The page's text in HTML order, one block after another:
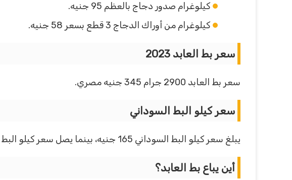
كيلوغرام صدور دجاج بالعظم 95 جنيه.
كيلوغرام من أوراك الدجاج 3 قطع بسعر 58 جنيه.
سعر بط العابد 2023
سعر بط العابد 2900 جرام 345 جنيه مصري.
سعر كيلو البط السوداني
يبلغ سعر كيلو البط السوداني 165 جنيه، بينما يصل سعر كيلو البط البرازيلي 130 جنيه.
أين يباع بط العابد؟